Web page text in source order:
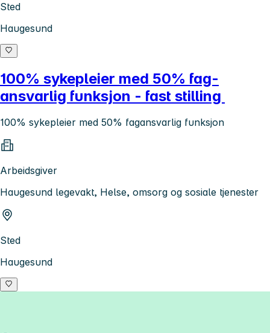
Sted
Haugesund
100% sykepleier med 50% fag-
ansvarlig funksjon - fast stilling
100% sykepleier med 50% fagansvarlig funksjon
Arbeidsgiver
Haugesund legevakt, Helse, omsorg og sosiale tjenester
Sted
Haugesund